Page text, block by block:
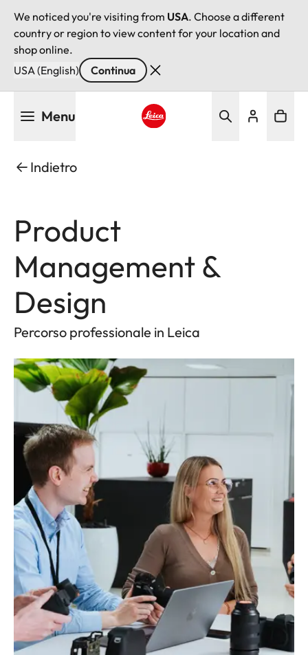
We noticed you're visiting from USA. Choose a different
country or region to view content for your location and
shop online.
USA (English)
Continua
Menu
Indietro
Product
Management &
Design
Percorso professionale in Leica